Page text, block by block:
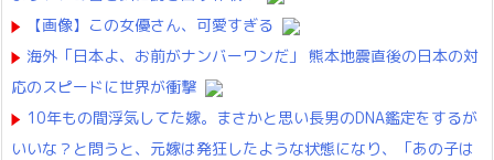
【画像】この女優さん、可愛すぎる
海外「日本よ、お前がナンバーワンだ」 熊本地震直後の日本の対
応のスピードに世界が衝撃
10年もの間浮気してた嫁。まさかと思い長男のDNA鑑定をするが
いいな？と問うと、元嫁は発狂したような状態になり、「あの子は